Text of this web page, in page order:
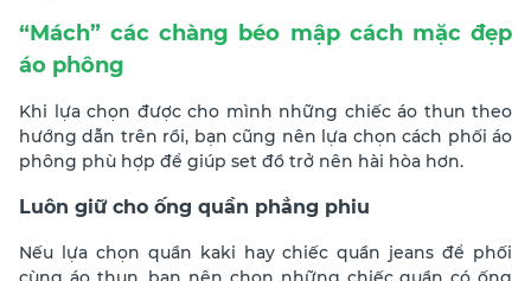
“Mách” các chàng béo mập cách mặc đẹp
áo phông
Khi lựa chọn được cho mình những chiếc áo thun theo
hướng dẫn trên rồi, bạn cũng nên lựa chọn cách phối áo
phông phù hợp để giúp set đồ trở nên hài hòa hơn.
Luôn giữ cho ống quần phẳng phiu
Nếu lựa chọn quần kaki hay chiếc quần jeans để phối